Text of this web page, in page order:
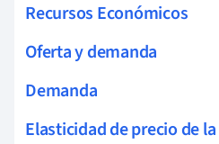
Recursos Económicos
Oferta y demanda
Demanda
Elasticidad de precio de